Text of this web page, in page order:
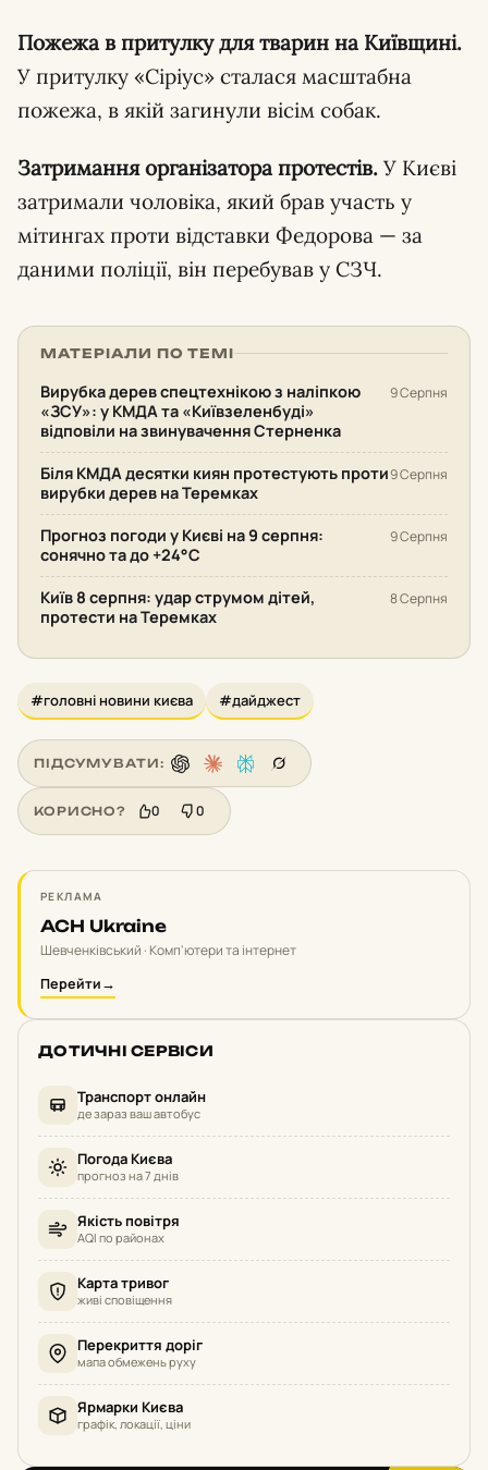
Пожежа в притулку для тварин на Київщині.
У притулку «Сіріус» сталася масштабна
пожежа, в якій загинули вісім собак.
Затримання організатора протестів. У Києві
затримали чоловіка, який брав участь у
мітингах проти відставки Федорова — за
даними поліції, він перебував у СЗЧ.
МАТЕРІАЛИ ПО ТЕМІ
Вирубка дерев спецтехнікою з наліпкою
«ЗСУ»: у КМДА та «Київзеленбуді»
відповіли на звинувачення Стерненка
9 Серпня
Біля КМДА десятки киян протестують проти
вирубки дерев на Теремках
9 Серпня
Прогноз погоди у Києві на 9 серпня:
сонячно та до +24°С
9 Серпня
Київ 8 серпня: удар струмом дітей,
протести на Теремках
8 Серпня
#головні новини києва #дайджест
ПІДСУМУВАТИ:
КОРИСНО? 0 0
РЕКЛАМА
ACH Ukraine
Шевченківський · Комп'ютери та інтернет
Перейти→
ДОТИЧНІ СЕРВІСИ
Транспорт онлайн
де зараз ваш автобус
Погода Києва
прогноз на 7 днів
Якість повітря
AQI по районах
Карта тривог
живі сповіщення
Перекриття доріг
мапа обмежень руху
Ярмарки Києва
графік, локації, ціни